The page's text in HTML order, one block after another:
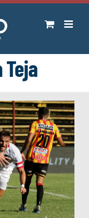
Teja